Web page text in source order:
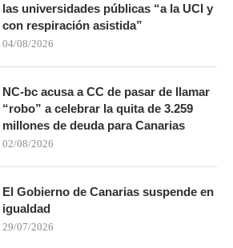
las universidades públicas “a la UCI y
con respiración asistida”
04/08/2026
NC-bc acusa a CC de pasar de llamar
“robo” a celebrar la quita de 3.259
millones de deuda para Canarias
02/08/2026
El Gobierno de Canarias suspende en
igualdad
29/07/2026